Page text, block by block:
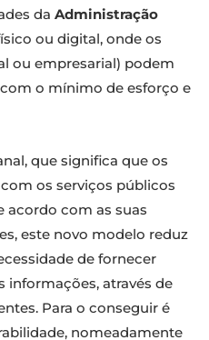
da Administração
ou digital, onde os
ou empresarial) podem
o mínimo de esforço e
que significa que os
os serviços públicos
acordo com as suas
este novo modelo reduz
de fornecer
informações, através de
Para o conseguir é
nomeadamente